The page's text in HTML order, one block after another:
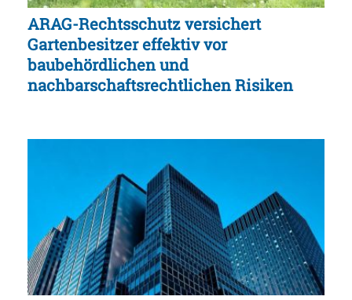
ARAG-Rechtsschutz versichert
Gartenbesitzer effektiv vor
baubehördlichen und
nachbarschaftsrechtlichen Risiken